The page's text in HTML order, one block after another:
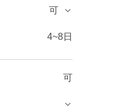
可
4~8日
可